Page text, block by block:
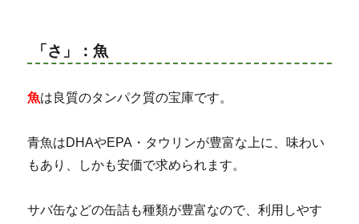
「さ」：魚
魚は良質のタンパク質の宝庫です。
青魚はDHAやEPA・タウリンが豊富な上に、味わい
もあり、しかも安価で求められます。
サバ缶などの缶詰も種類が豊富なので、利用しやす